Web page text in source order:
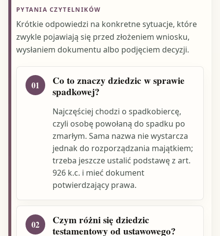
PYTANIA CZYTELNIKÓW
Krótkie odpowiedzi na konkretne sytuacje, które
zwykle pojawiają się przed złożeniem wniosku,
wysłaniem dokumentu albo podjęciem decyzji.
01
Co to znaczy dziedzic w sprawie
spadkowej?
Najczęściej chodzi o spadkobiercę,
czyli osobę powołaną do spadku po
zmarłym. Sama nazwa nie wystarcza
jednak do rozporządzania majątkiem;
trzeba jeszcze ustalić podstawę z art.
926 k.c. i mieć dokument
potwierdzający prawa.
02
Czym różni się dziedzic
testamentowy od ustawowego?